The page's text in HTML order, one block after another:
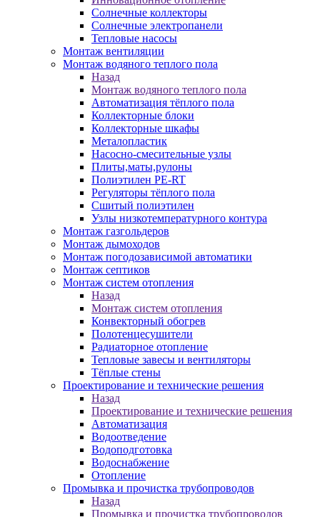
Солнечные коллекторы
Солнечные электропанели
Тепловые насосы
Монтаж вентиляции
Монтаж водяного теплого пола
Назад
Монтаж водяного теплого пола
Автоматизация тёплого пола
Коллекторные блоки
Коллекторные шкафы
Металопластик
Насосно-смесительные узлы
Плиты,маты,рулоны
Полиэтилен PE-RT
Регуляторы тёплого пола
Сшитый полиэтилен
Узлы низкотемпературного контура
Монтаж газгольдеров
Монтаж дымоходов
Монтаж погодозависимой автоматики
Монтаж септиков
Монтаж систем отопления
Назад
Монтаж систем отопления
Конвекторный обогрев
Полотенцесушители
Радиаторное отопление
Тепловые завесы и вентиляторы
Тёплые стены
Проектирование и технические решения
Назад
Проектирование и технические решения
Автоматизация
Водоотведение
Водоподготовка
Водоснабжение
Отопление
Промывка и прочистка трубопроводов
Назад
Промывка и прочистка трубопроводов